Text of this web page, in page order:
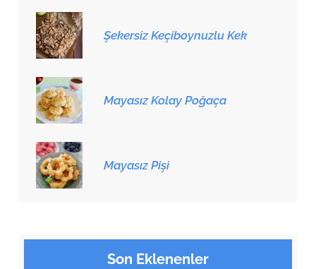
Şekersiz Keçiboynuzlu Kek
Mayasız Kolay Poğaça
Mayasız Pişi
Son Eklenenler